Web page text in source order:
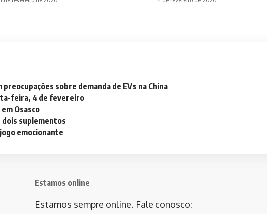
sobre demanda de EVs na China
feira, 4 de fevereiro
Osasco
dois suplementos
emocionante
Estamos online
Estamos sempre online. Fale conosco: